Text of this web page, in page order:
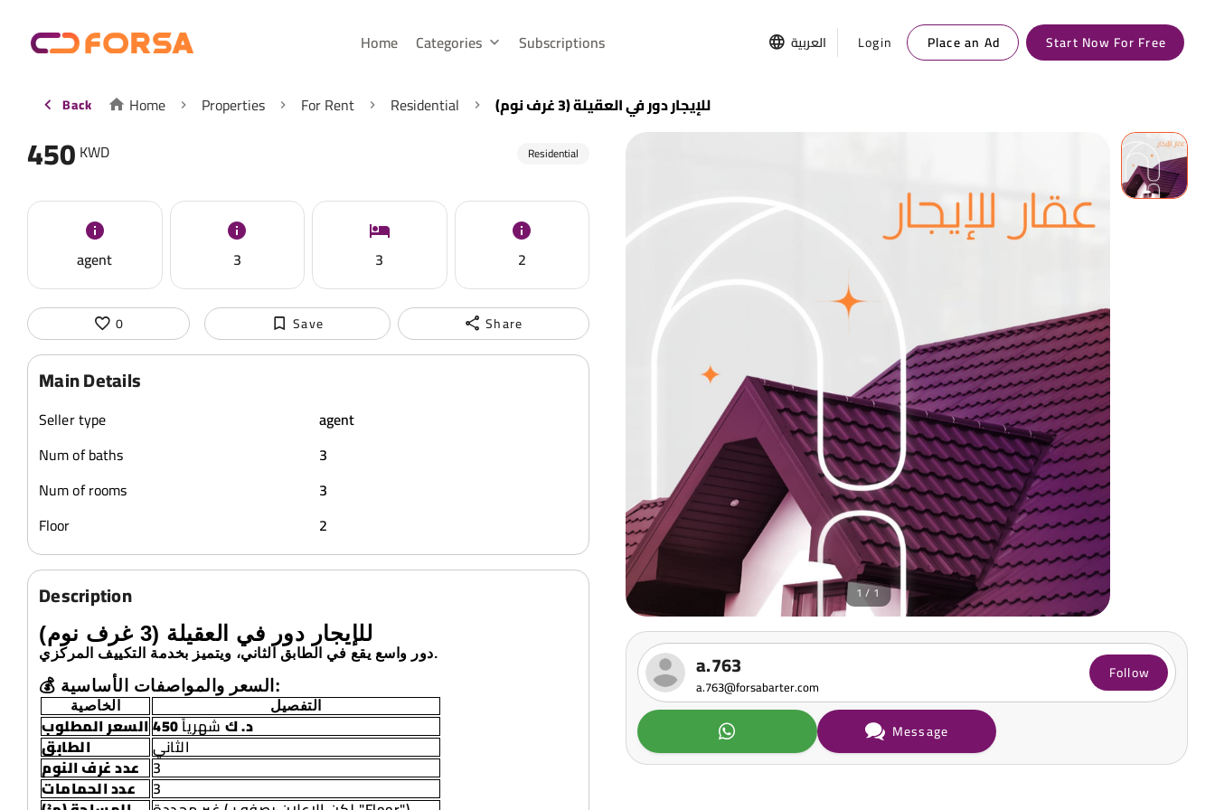
Home Categories Subscriptions العربية Login Place an Ad Start Now For Free
Back Home Properties For Rent Residential للإيجار دور في العقيلة (3 غرف نوم)
450 KWD Residential
agent 3 3 2
0 Save Share
Main Details
Seller type
agent
Num of baths
3
Num of rooms
3
Floor
2
Description
للإيجار دور في العقيلة (3 غرف نوم)
دور واسع يقع في الطابق الثاني، ويتميز بخدمة التكييف المركزي.
💰 السعر والمواصفات الأساسية:
الخاصية التفصيل
السعر المطلوب 450 د. كشهرياً
الطابق الثاني
عدد غرف النوم 3
عدد الحمامات 3
1 / 1
a.763
a.763@forsabarter.com
Follow
Message